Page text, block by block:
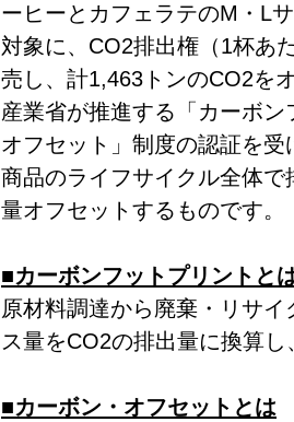
ーヒーとカフェラテのM・L
対象に、CO2排出権（1杯あ
売し、計1,463トンのCO2を
産業省が推進する「カーボ
オフセット」制度の認証を
商品のライフサイクル全体
量オフセットするものです。
■カーボンフットプリントと
原材料調達から廃棄・リサ
ス量をCO2の排出量に換算
■カーボン・オフセットとは